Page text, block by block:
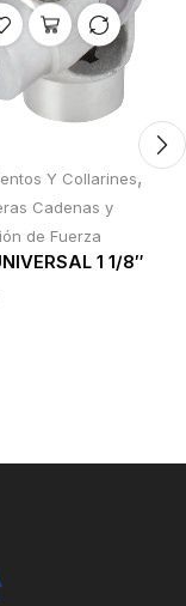
Y Collarines,
Cadenas y
de Fuerza
1 1/8″